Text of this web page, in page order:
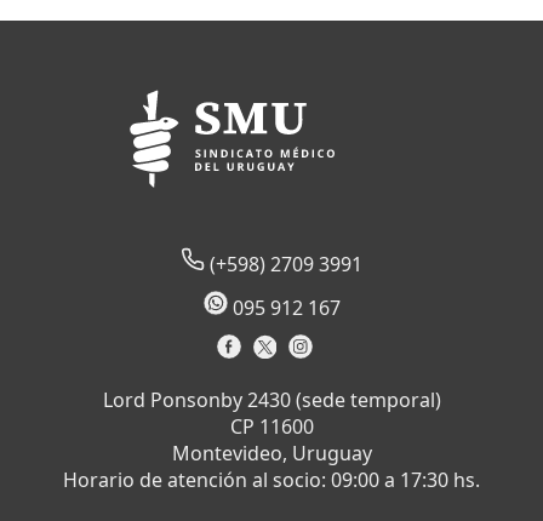
(+598) 2709 3991
095 912 167
Lord Ponsonby 2430 (sede temporal)
CP 11600
Montevideo, Uruguay
Horario de atención al socio: 09:00 a 17:30 hs.